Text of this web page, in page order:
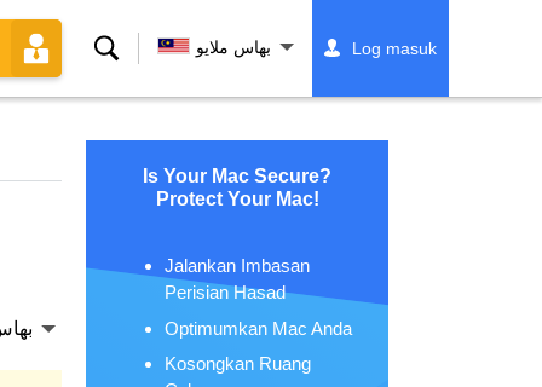
Cari بهاس ملايو Log masuk
Is Your Mac Secure?
Protect Your Mac!
Jalankan Imbasan
Perisian Hasad
Optimumkan Mac Anda
Kosongkan Ruang